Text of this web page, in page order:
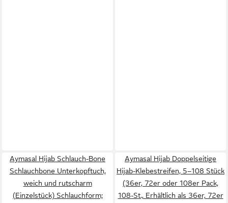
Aymasal Hijab Schlauch-Bone
Schlauchbone Unterkopftuch,
weich und rutscharm
(Einzelstück) Schlauchform;
Aymasal Hijab Doppelseitige
Hijab-Klebestreifen, 5–108 Stück
(36er, 72er oder 108er Pack,
108-St., Erhältlich als 36er, 72er